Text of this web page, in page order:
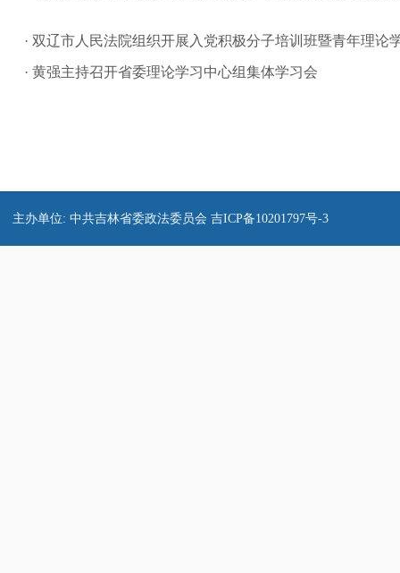
· 双辽市人民法院组织开展入党积极分子培训班暨青年理论
· 黄强主持召开省委理论学习中心组集体学习会
主办单位: 中共吉林省委政法委员会 吉ICP备10201797号-3